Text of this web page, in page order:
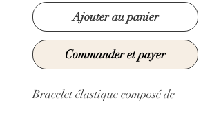
Ajouter au panier
Commander et payer
Bracelet élastique composé de